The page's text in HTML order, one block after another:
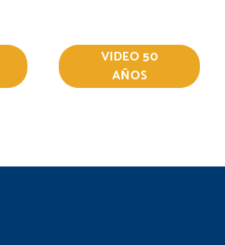
VIDEO 50
AÑOS